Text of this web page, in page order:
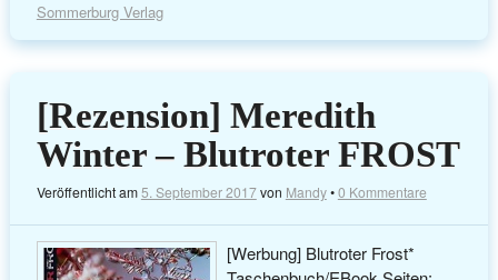
Sommerburg Verlag
[Rezension] Meredith
Winter – Blutroter FROST
Veröffentlicht am5. September 2017von Mandy•0 Kommentare
[Werbung] Blutroter Frost*